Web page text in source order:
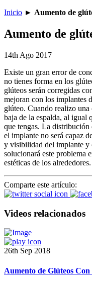
Inicio ► Aumento de
Aumento de
14th Ago 2017
Existe un gran error de
no tienes forma en los
glúteos serán corregidas
mejoran con los implantes
glúteo. Cuando realizo
baja de la espalda, al igual
que tengas. La distribución
el implante no será capaz
y visibilidad del implante y
solucionará este problema
estéticas de los
Comparte este artículo:
Videos relacionados
26th Sep 2018
Aumento de Glúteos Con